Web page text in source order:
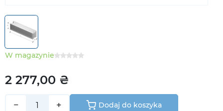
W magazynie
2 277,00 ₴
− + Dodaj do koszyka